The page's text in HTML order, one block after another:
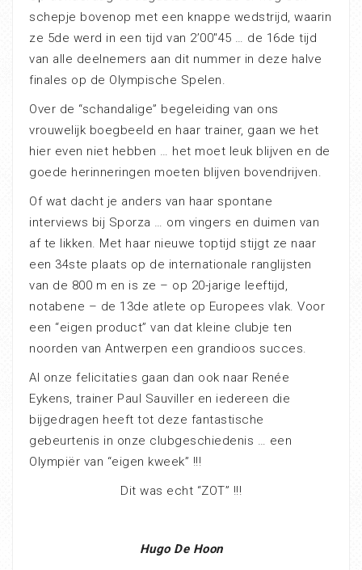
schepje bovenop met een knappe wedstrijd, waarin
ze 5de werd in een tijd van 2’00″45 … de 16de tijd
van alle deelnemers aan dit nummer in deze halve
finales op de Olympische Spelen.
Over de “schandalige” begeleiding van ons
vrouwelijk boegbeeld en haar trainer, gaan we het
hier even niet hebben … het moet leuk blijven en de
goede herinneringen moeten blijven bovendrijven.
Of wat dacht je anders van haar spontane
interviews bij Sporza … om vingers en duimen van
af te likken. Met haar nieuwe toptijd stijgt ze naar
een 34ste plaats op de internationale ranglijsten
van de 800 m en is ze – op 20-jarige leeftijd,
notabene – de 13de atlete op Europees vlak. Voor
een “eigen product” van dat kleine clubje ten
noorden van Antwerpen een grandioos succes.
Al onze felicitaties gaan dan ook naar Renée
Eykens, trainer Paul Sauviller en iedereen die
bijgedragen heeft tot deze fantastische
gebeurtenis in onze clubgeschiedenis … een
Olympiër van “eigen kweek” !!!
Dit was echt “ZOT” !!!
Hugo De Hoon